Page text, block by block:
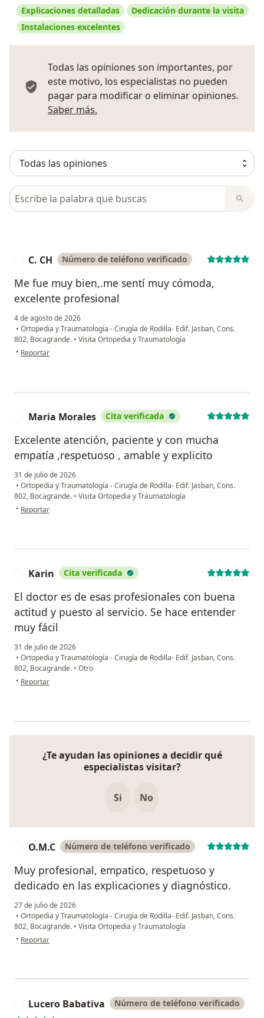
Explicaciones detalladas
Dedicación durante la visita
Instalaciones excelentes
Todas las opiniones son importantes, por
este motivo, los especialistas no pueden
pagar para modificar o eliminar opiniones.
Saber más.
Busca en opiniones
C. CH Número de teléfono verificado
Me fue muy bien,.me sentí muy cómoda,
excelente profesional
4 de agosto de 2026
• Ortopedia y Traumatología - Cirugía de Rodilla- Edif. Jasban, Cons.
802, Bocagrande. • Visita Ortopedia y Traumatología
• en opinión del usuario C. CH
Reportar
Maria Morales Cita verificada
Excelente atención, paciente y con mucha
empatía ,respetuoso , amable y explicito
31 de julio de 2026
• Ortopedia y Traumatología - Cirugía de Rodilla- Edif. Jasban, Cons.
802, Bocagrande. • Visita Ortopedia y Traumatología
• en opinión del usuario Maria Morales
Reportar
Karin Cita verificada
El doctor es de esas profesionales con buena
actitud y puesto al servicio. Se hace entender
muy fácil
31 de julio de 2026
• Ortopedia y Traumatología - Cirugía de Rodilla- Edif. Jasban, Cons.
802, Bocagrande. • Otro
• en opinión del usuario Karin
Reportar
¿Te ayudan las opiniones a decidir qué
especialistas visitar?
Si No
O.M.C Número de teléfono verificado
Muy profesional, empatico, respetuoso y
dedicado en las explicaciones y diagnóstico.
27 de julio de 2026
• Ortopedia y Traumatología - Cirugía de Rodilla- Edif. Jasban, Cons.
802, Bocagrande. • Visita Ortopedia y Traumatología
• en opinión del usuario O.M.C
Reportar
Lucero Babativa Número de teléfono verificado